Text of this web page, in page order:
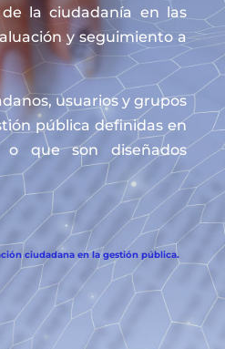
la ciudadanía en las
y seguimiento a
usuarios y grupos
pública definidas en
o que son diseñados
ciudadana en la gestión pública.